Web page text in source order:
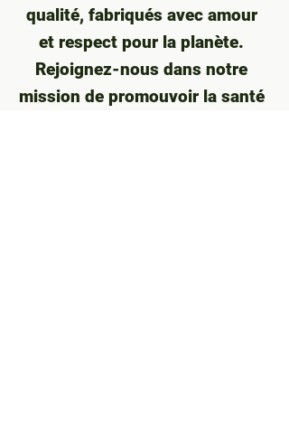
qualité, fabriqués avec amour
et respect pour la planète.
Rejoignez-nous dans notre
mission de promouvoir la santé